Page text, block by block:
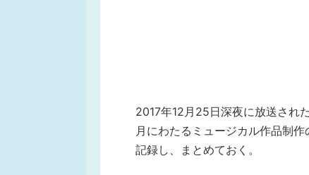
2017年12月25日深夜に放送され
月にわたるミュージカル作品制
記録し、まとめておく。